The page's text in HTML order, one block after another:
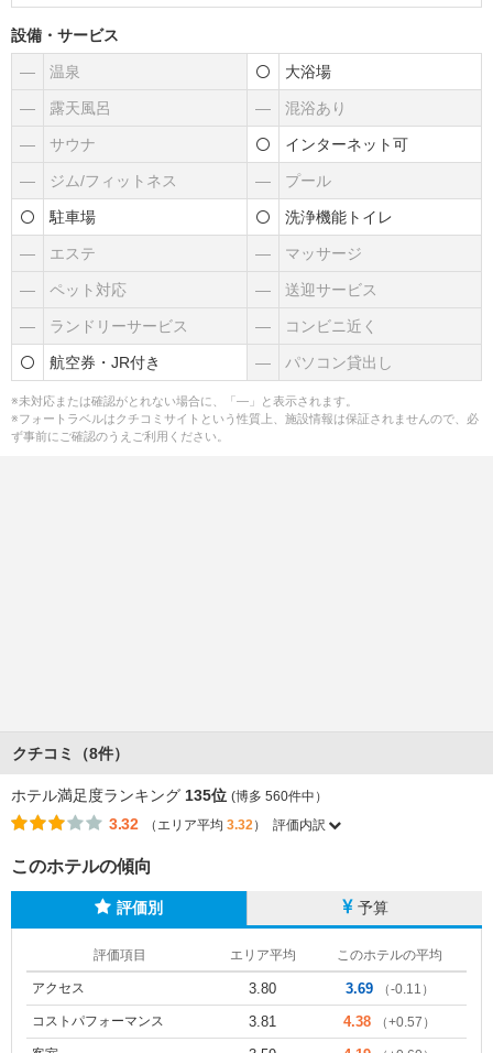
設備・サービス
― 温泉 大浴場
― 露天風呂 ― 混浴あり
― サウナ インターネット可
― ジム/フィットネス ― プール
駐車場 洗浄機能トイレ
― エステ ― マッサージ
― ペット対応 ― 送迎サービス
― ランドリーサービス ― コンビニ近く
航空券・JR付き ― パソコン貸出し
※未対応または確認がとれない場合に、「―」と表示されます。
※フォートラベルはクチコミサイトという性質上、施設情報は保証されませんので、必
ず事前にご確認のうえご利用ください。
クチコミ（8件）
ホテル満足度ランキング 135位 (博多 560件中）
3.32 （エリア平均 3.32） 評価内訳
このホテルの傾向
評価別 予算
評価項目 エリア平均 このホテルの平均
アクセス 3.80 3.69 （-0.11）
コストパフォーマンス 3.81 4.38 （+0.57）